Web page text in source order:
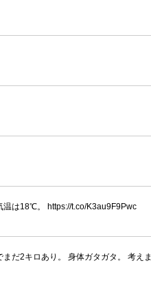
は18℃。 https://t.co/K3au9F9Pwc
だ2キロあり。 身体ガタガタ。 考えま